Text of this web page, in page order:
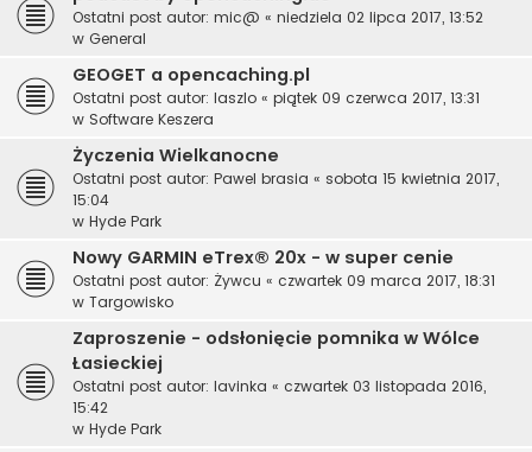
Ostatni post autor: mic@ « niedziela 02 lipca 2017, 13:52
w General
GEOGET a opencaching.pl
Ostatni post autor: laszlo « piątek 09 czerwca 2017, 13:31
w Software Keszera
Życzenia Wielkanocne
Ostatni post autor: Pawel brasia « sobota 15 kwietnia 2017,
15:04
w Hyde Park
Nowy GARMIN eTrex® 20x - w super cenie
Ostatni post autor: Żywcu « czwartek 09 marca 2017, 18:31
w Targowisko
Zaproszenie - odsłonięcie pomnika w Wólce
Łasieckiej
Ostatni post autor: lavinka « czwartek 03 listopada 2016,
15:42
w Hyde Park